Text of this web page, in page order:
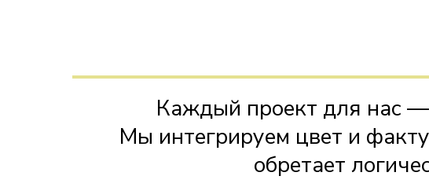
Каждый проект для нас —
Мы интегрируем цвет и
обретает